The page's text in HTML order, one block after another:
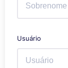
Usuário